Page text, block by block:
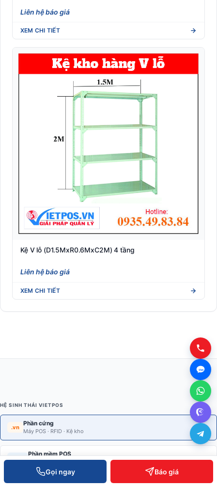
Gọi ngay Báo giá
Liên hệ báo giá
XEM CHI TIẾT
Kệ V lỗ (D1.5MxR0.6MxC2M) 4 tầng
Liên hệ báo giá
XEM CHI TIẾT
HỆ SINH THÁI VIETPOS
.vn
Phần cứng
Máy POS · RFID · Kệ kho
.com
Phần mềm POS
POS · Kho · Kế toán · Loyalty
AI Enterprise